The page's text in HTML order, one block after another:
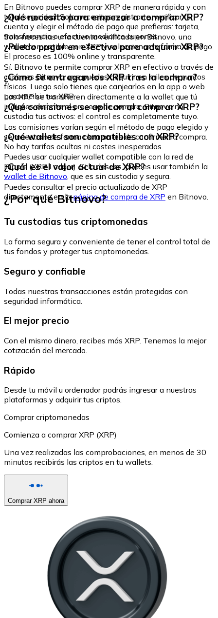
En Bitnovo puedes comprar XRP de manera rápida y con
total seguridad. Solo necesitas registrarte, verificar tu
cuenta y elegir el método de pago que prefieras: tarjeta,
transferencia o efectivo mediante cupones.
¿Qué necesito para empezar a comprar XRP?
Solo necesitas una cuenta verificada en Bitnovo, una
wallet compatible con XRP y seleccionar tu forma de pago.
El proceso es 100% online y transparente.
¿Puedo pagar en efectivo para adquirir XRP?
Sí. Bitnovo te permite comprar XRP en efectivo a través de
cupones Bitnovo, que puedes adquirir en miles de puntos
físicos. Luego solo tienes que canjearlos en la app o web
para recibir tus XRP
¿Cómo se entregan los XRP tras la compra?
Los XRP se transfieren directamente a la wallet que tú
indiques durante el proceso de compra. Bitnovo no
custodia tus activos: el control es completamente tuyo.
¿Qué comisiones se aplican al comprar XRP?
Las comisiones varían según el método de pago elegido y
se muestran de forma clara antes de confirmar la compra.
No hay tarifas ocultas ni costes inesperados.
¿Qué wallets son compatibles con XRP?
Puedes usar cualquier wallet compatible con la red de
Ripple (XRP Ledger). Si lo deseas, puedes usar también la
wallet de Bitnovo, que es sin custodia y segura.
¿Cuál es el valor actual de XRP?
Puedes consultar el precio actualizado de XRP
directamente en lapágina de compra de XRP en Bitnovo.
¿Por qué Bitnovo?
Tu custodias tus criptomonedas
La forma segura y conveniente de tener el control total de
tus fondos y proteger tus criptomonedas.
Seguro y confiable
Todas nuestras transacciones están protegidas con
seguridad informática.
El mejor precio
Con el mismo dinero, recibes más XRP. Tenemos la mejor
cotización del mercado.
Rápido
Desde tu móvil u ordenador podrás ingresar a nuestras
plataformas y adquirir tus criptos.
Comprar criptomonedas
Comienza a comprar XRP (XRP)
Una vez realizadas las comprobaciones, en menos de 30
minutos recibirás las criptos en tu wallets.
Comprar XRP ahora